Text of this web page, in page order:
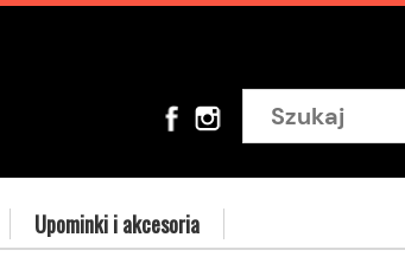
Upominki i akcesoria